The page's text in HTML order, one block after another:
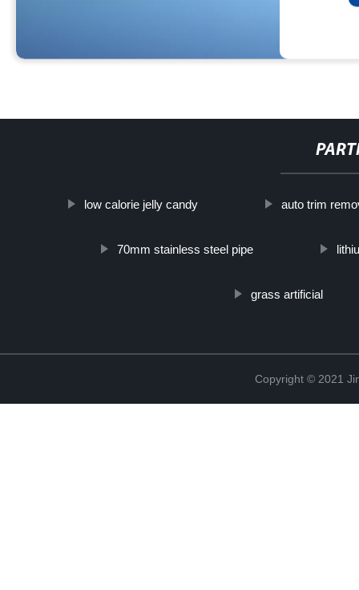
low calorie jelly candy auto trim
70mm stainless steel pipe
grass artificial
Copyright © 2021